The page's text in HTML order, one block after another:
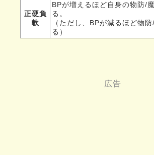
正硬負
軟
BPが増えるほど自身の物防/
る。
（ただし、BPが減るほど物
る）